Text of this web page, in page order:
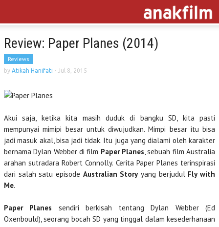
Review: Paper Planes (2014)
Reviews
by Atikah Hanifati - Jul 8, 2015
Akui saja, ketika kita masih duduk di bangku SD, kita pasti
mempunyai mimipi besar untuk diwujudkan. Mimpi besar itu bisa
jadi masuk akal, bisa jadi tidak. Itu juga yang dialami oleh karakter
bernama Dylan Webber di film Paper Planes, sebuah film Australia
arahan sutradara Robert Connolly. Cerita Paper Planes terinspirasi
dari salah satu episode Australian Storyyang berjudul Fly with
Me.
Paper Planes sendiri berkisah tentang Dylan Webber (Ed
Oxenbould), seorang bocah SD yang tinggal dalam kesederhanaan